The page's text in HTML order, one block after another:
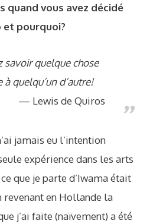
quand vous avez décidé
et pourquoi?
savoir quelque chose
quelqu’un d’autre!
Lewis de Quiros
jamais eu l’intention
expérience dans les arts
que je parte d’Iwama était
revenant en Hollande la
j’ai faite (naïvement) a été